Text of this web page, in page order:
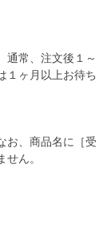
通常、注文後１～
１ヶ月以上お待ち
お、商品名に［受
ん。